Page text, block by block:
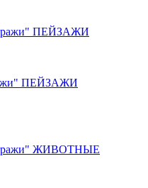
ПЕЙЗАЖИ